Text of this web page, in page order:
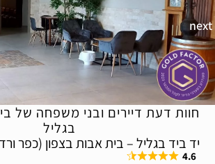
חוות דעת דיירים ובני משפחה של
בגליל
יד ביד בגליל – בית אבות בצפון (כפר
4.6